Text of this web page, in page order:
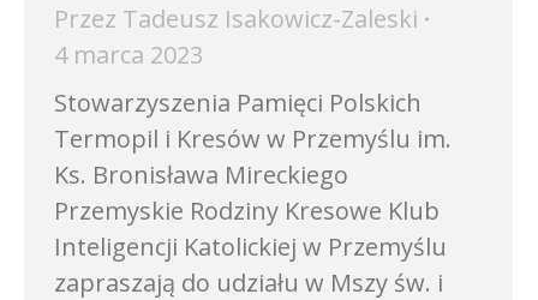
Przez Tadeusz Isakowicz-Zaleski
4 marca 2023
Stowarzyszenia Pamięci Polskich
Termopil i Kresów w Przemyślu im.
Ks. Bronisława Mireckiego
Przemyskie Rodziny Kresowe Klub
Inteligencji Katolickiej w Przemyślu
zapraszają do udziału w Mszy św. i